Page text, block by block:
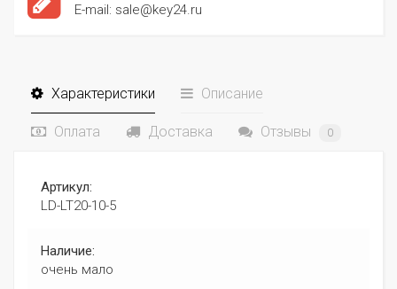
E-mail: sale@key24.ru
Характеристики Описание
Оплата Доставка Отзывы 0
Артикул:
LD-LT20-10-5
Наличие:
очень мало